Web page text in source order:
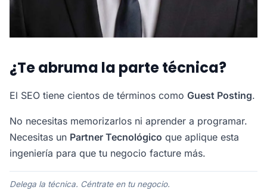
¿Te abruma la parte técnica?
El SEO tiene cientos de términos como Guest Posting.
No necesitas memorizarlos ni aprender a programar.
Necesitas un Partner Tecnológico que aplique esta
ingeniería para que tu negocio facture más.
Delega la técnica. Céntrate en tu negocio.